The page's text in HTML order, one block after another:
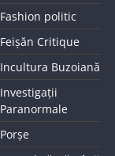
Fashion politic
Feișăn Critique
Incultura Buzoiană
Investigații
Paranormale
Porșe